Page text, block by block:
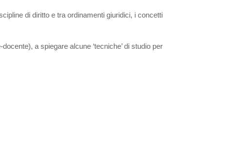
di diritto e tra ordinamenti giuridici, i concetti
docente), a spiegare alcune ‘tecniche’ di studio per